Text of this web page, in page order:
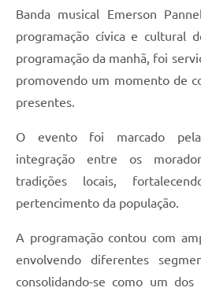
Banda musical Emerson
programação cívica e cultural
programação da manhã, foi
promovendo um momento de
presentes.
O evento foi marcado pela
integração entre os
tradições locais,
pertencimento da população.
A programação contou com
envolvendo diferentes
consolidando-se como um